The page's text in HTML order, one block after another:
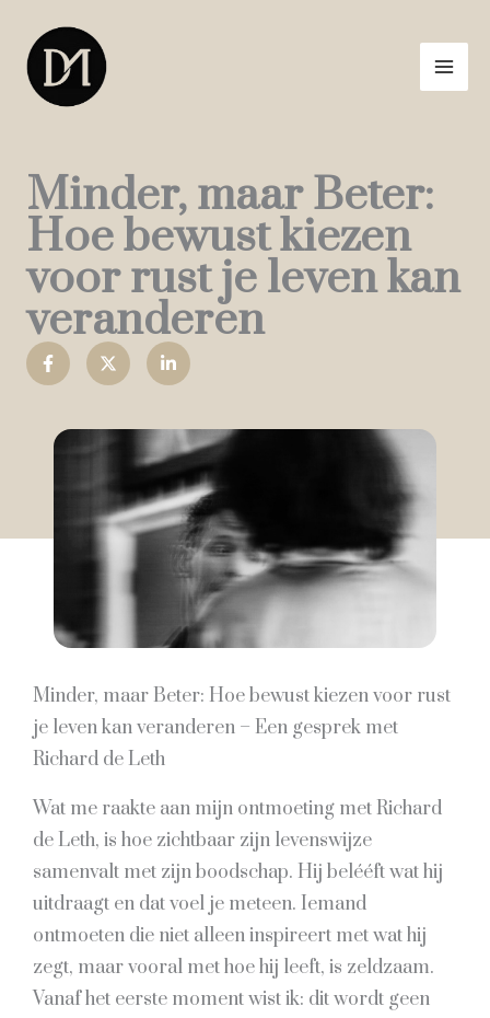
naar
inhoud
Minder, maar Beter:
Hoe bewust kiezen
voor rust je leven kan
veranderen
Minder, maar Beter: Hoe bewust kiezen voor rust
je leven kan veranderen – Een gesprek met
Richard de Leth
Wat me raakte aan mijn ontmoeting met Richard
de Leth, is hoe zichtbaar zijn levenswijze
samenvalt met zijn boodschap. Hij belééft wat hij
uitdraagt en dat voel je meteen. Iemand
ontmoeten die niet alleen inspireert met wat hij
zegt, maar vooral met hoe hij leeft, is zeldzaam.
Vanaf het eerste moment wist ik: dit wordt geen